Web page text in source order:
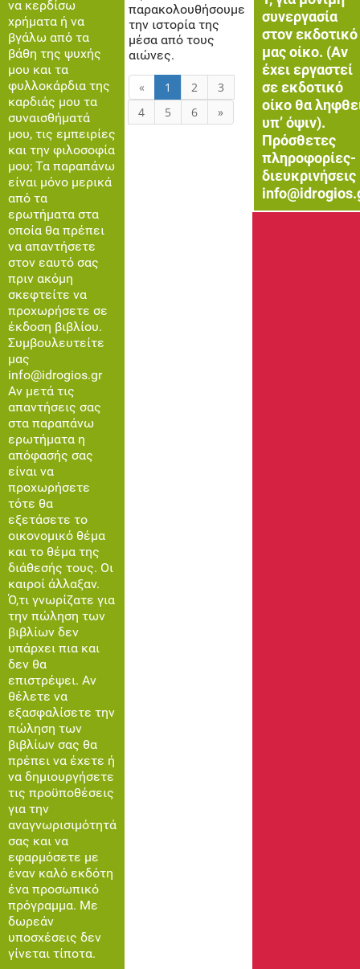
να κερδίσω
χρήματα ή να
βγάλω από τα
βάθη της ψυχής
μου και τα
φυλλοκάρδια της
καρδιάς μου τα
συναισθήματά
μου, τις εμπειρίες
και την φιλοσοφία
μου; Τα παραπάνω
είναι μόνο μερικά
από τα
ερωτήματα στα
οποία θα πρέπει
να απαντήσετε
στον εαυτό σας
πριν ακόμη
σκεφτείτε να
προχωρήσετε σε
έκδοση βιβλίου.
Συμβουλευτείτε
μας
info@idrogios.gr
Αν μετά τις
απαντήσεις σας
στα παραπάνω
ερωτήματα η
απόφασής σας
είναι να
προχωρήσετε
τότε θα
εξετάσετε το
οικονομικό θέμα
και το θέμα της
διάθεσής τους. Οι
καιροί άλλαξαν.
Ό,τι γνωρίζατε για
την πώληση των
βιβλίων δεν
υπάρχει πια και
δεν θα
επιστρέψει. Αν
θέλετε να
εξασφαλίσετε την
πώληση των
βιβλίων σας θα
πρέπει να έχετε ή
να δημιουργήσετε
τις προϋποθέσεις
για την
αναγνωρισιμότητά
σας και να
εφαρμόσετε με
έναν καλό εκδότη
ένα προσωπικό
πρόγραμμα. Με
δωρεάν
υποσχέσεις δεν
γίνεται τίποτα.
παρακολουθήσουμε
την ιστορία της
μέσα από τους
αιώνες.
« 1 2
3
4
5 6 »
συνεργασία
στον εκδοτικό
μας οίκο. (Αν
έχει εργαστεί
σε εκδοτικό
οίκο θα
υπ’ όψιν).
Πρόσθετες
πληροφορίες-
διευκρινήσεις